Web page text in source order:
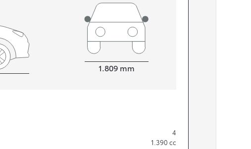
1.809 mm
4
1.390 cc